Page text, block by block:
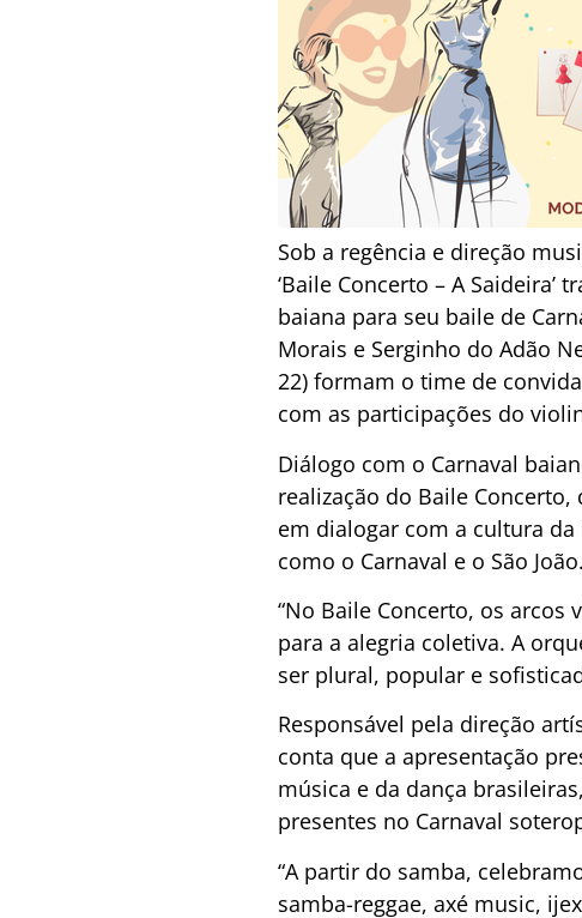
Sob a regência e direção
‘Baile Concerto – A
baiana para seu baile de
Morais e Serginho do Adão
22) formam o time de
com as participações do
Diálogo com o Carnaval
realização do Baile
em dialogar com a cultura
como o Carnaval e o São João.
“No Baile Concerto, os
para a alegria coletiva. A
ser plural, popular e
Responsável pela direção
conta que a apresentação
música e da dança
presentes no Carnaval
“A partir do samba,
samba-reggae, axé music,